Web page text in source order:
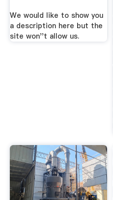
We would like to show you
a description here but the
site won''t allow us.